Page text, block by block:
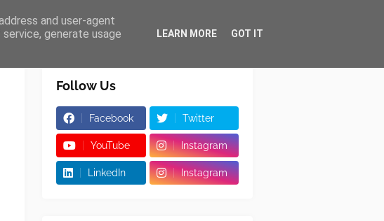
Follow Us
Facebook Twitter
YouTube Instagram
LinkedIn Instagram
and user-agent
generate usage
LEARN MORE GOT IT